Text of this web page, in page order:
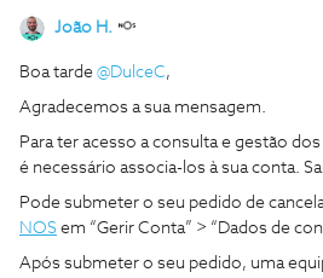
João H.
Boa tarde ​ @DulceC,
Agradecemos a sua mensagem.
Para ter acesso a consulta e gestão
é necessário associa-los à sua conta.
Pode submeter o seu pedido de
NOS em “Gerir Conta” > “Dados de
Após submeter o seu pedido, uma